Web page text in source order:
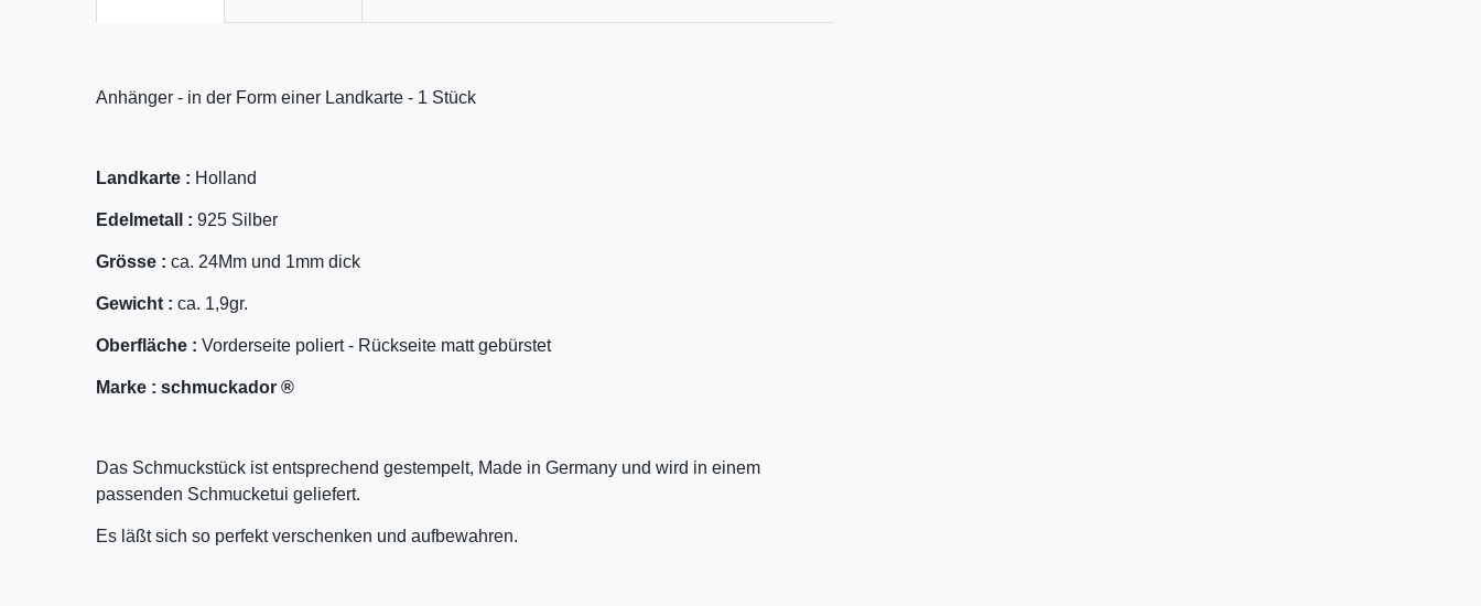
Anhänger - in der Form einer Landkarte - 1 Stück
Landkarte : Holland
Edelmetall : 925 Silber
Grösse : ca. 24Mm und 1mm dick
Gewicht : ca. 1,9gr.
Oberfläche : Vorderseite poliert - Rückseite matt gebürstet
Marke : schmuckador ®
Das Schmuckstück ist entsprechend gestempelt, Made in Germany und wird in einem
passenden Schmucketui geliefert.
Es läßt sich so perfekt verschenken und aufbewahren.